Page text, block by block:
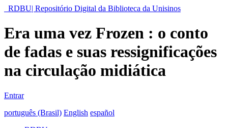
RDBU| Repositório Digital da Biblioteca da Unisinos
Era uma vez Frozen : o conto
de fadas e suas ressignificações
na circulação midiática
Entrar
português (Brasil) English español